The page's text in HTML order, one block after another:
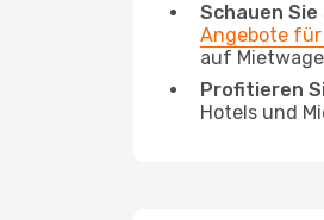
Schauen
Angebote für
auf
Profitieren
Hotels und